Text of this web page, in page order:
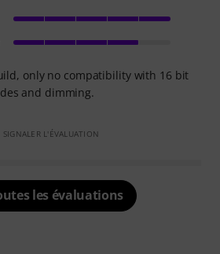
only no compatibility with 16 bit
and dimming.
SIGNALER L'ÉVALUATION
les évaluations